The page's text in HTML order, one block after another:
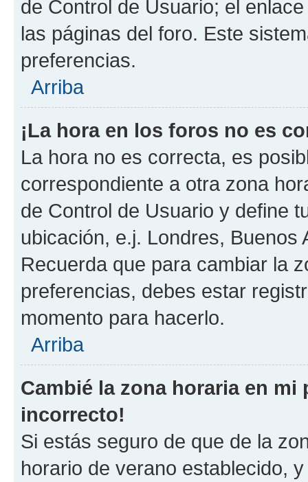
de Control de Usuario; el
las páginas del foro. Este
preferencias.
Arriba
¡La hora en los foros no es
La hora no es correcta, es
correspondiente a otra zona
de Control de Usuario y define
ubicación, e.j. Londres,
Recuerda que para cambiar la
preferencias, debes estar
momento para hacerlo.
Arriba
Cambié la zona horaria en
incorrecto!
Si estás seguro de que de la
horario de verano establecido,